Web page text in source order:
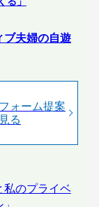
ブ夫婦の自遊
ォーム提案
る